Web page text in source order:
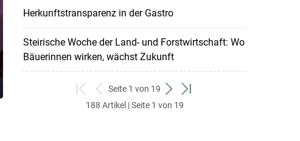
Herkunftstransparenz in der Gastro
Steirische Woche der Land- und Forstwirtschaft: Wo
Bäuerinnen wirken, wächst Zukunft
zum
ersten
zurück
zum
Seite 1 von 19
weiter
zum
zum
188 Artikel | Seite 1 von 19